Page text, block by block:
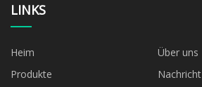
LINKS
Heim
Über uns
Produkte
Nachricht